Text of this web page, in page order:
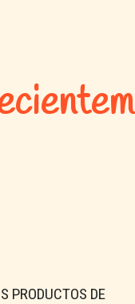
PRODUCTOS DE